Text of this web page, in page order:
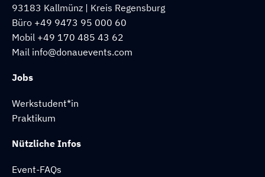
93183 Kallmünz | Kreis Regensburg
Büro +49 9473 95 000 60
Mobil +49 170 485 43 62
Mail info@donauevents.com
Jobs
Werkstudent*in
Praktikum
Nützliche Infos
Event-FAQs